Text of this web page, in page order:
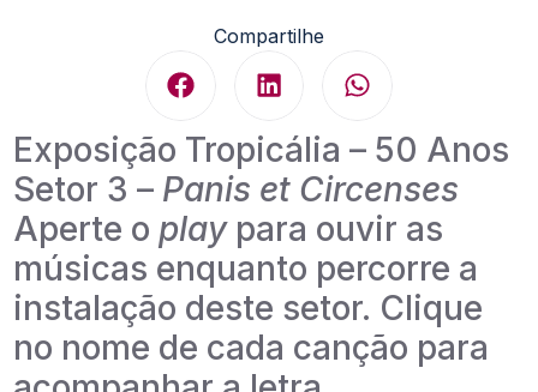
Compartilhe
Exposição Tropicália – 50 Anos
Setor 3 – Panis et Circenses
Aperte o playpara ouvir as
músicas enquanto percorre a
instalação deste setor. Clique
no nome de cada canção para